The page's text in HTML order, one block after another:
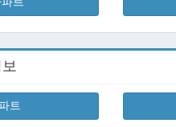
트